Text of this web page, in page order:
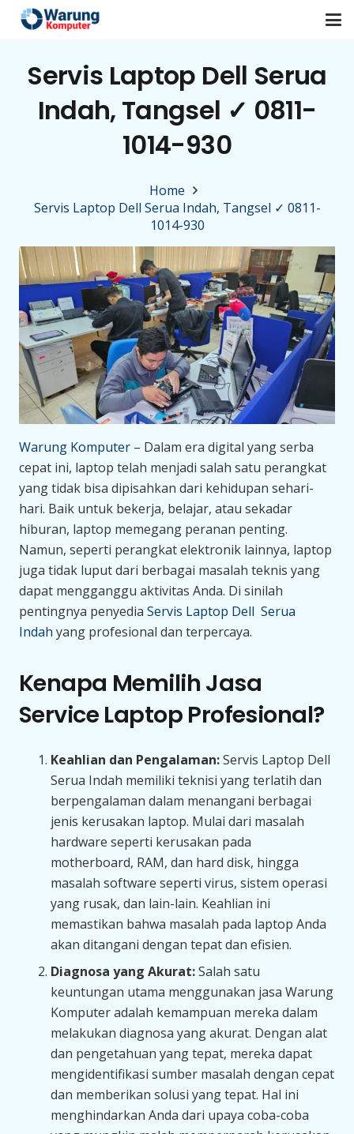
Servis Laptop Dell Serua
Indah, Tangsel ✓ 0811-
1014-930
Home
Servis Laptop Dell Serua Indah, Tangsel ✓ 0811-
1014-930
Warung Komputer – Dalam era digital yang serba
cepat ini, laptop telah menjadi salah satu perangkat
yang tidak bisa dipisahkan dari kehidupan sehari-
hari. Baik untuk bekerja, belajar, atau sekadar
hiburan, laptop memegang peranan penting.
Namun, seperti perangkat elektronik lainnya, laptop
juga tidak luput dari berbagai masalah teknis yang
dapat mengganggu aktivitas Anda. Di sinilah
pentingnya penyedia Servis Laptop Dell Serua
Indah yang profesional dan terpercaya.
Kenapa Memilih Jasa
Service Laptop Profesional?
Keahlian dan Pengalaman:Servis Laptop Dell
Serua Indah memiliki teknisi yang terlatih dan
berpengalaman dalam menangani berbagai
jenis kerusakan laptop. Mulai dari masalah
hardware seperti kerusakan pada
motherboard, RAM, dan hard disk, hingga
masalah software seperti virus, sistem operasi
yang rusak, dan lain-lain. Keahlian ini
memastikan bahwa masalah pada laptop Anda
akan ditangani dengan tepat dan efisien.
Diagnosa yang Akurat:Salah satu
keuntungan utama menggunakan jasa Warung
Komputer adalah kemampuan mereka dalam
melakukan diagnosa yang akurat. Dengan alat
dan pengetahuan yang tepat, mereka dapat
mengidentifikasi sumber masalah dengan cepat
dan memberikan solusi yang tepat. Hal ini
menghindarkan Anda dari upaya coba-coba